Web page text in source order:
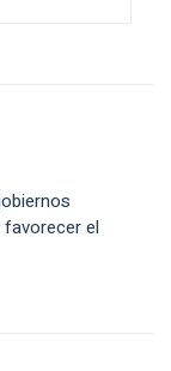
el